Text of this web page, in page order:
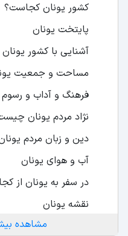
کشور یونان کجاست؟
پایتخت یونان
آشنایی با کشور
مساحت و جمعیت یونان
فرهنگ و آداب و رسوم
نژاد مردم یونان
دین و زبان مردم
آب و هوای یونان
در سفر به یونان از
نقشه یونان
عکس یونانمشاهده